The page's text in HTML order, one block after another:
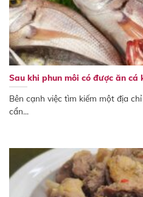
Sau khi phun môi có được ăn cá
Bên cạnh việc tìm kiếm một địa
cẩn...